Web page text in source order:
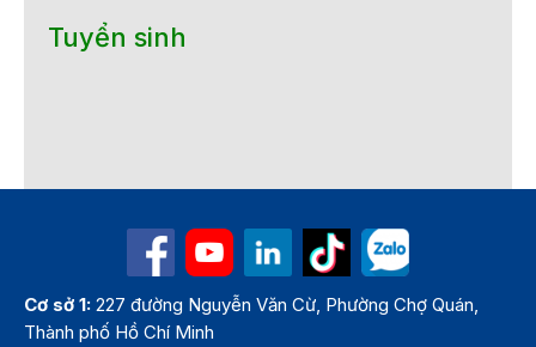
Tuyển sinh
Cơ sở 1: 227 đường Nguyễn Văn Cừ, Phường Chợ Quán,
Thành phố Hồ Chí Minh